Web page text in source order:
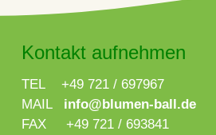
Kontakt aufnehmen
TEL +49 721 / 697967
MAIL info@blumen-ball.de
FAX +49 721 / 693841